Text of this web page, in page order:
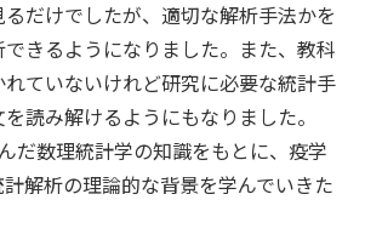
だけでしたが、適切な解析手法かを
きるようになりました。また、教科
ていないけれど研究に必要な統計手
読み解けるようにもなりました。
だ数理統計学の知識をもとに、疫学
解析の理論的な背景を学んでいきた